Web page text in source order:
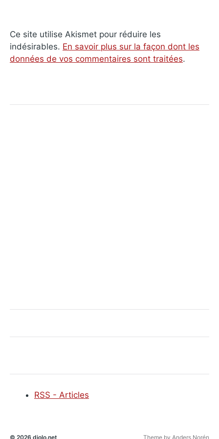
Ce site utilise Akismet pour réduire les
indésirables. En savoir plus sur la façon dont les
données de vos commentaires sont traitées.
RSS - Articles
© 2026 djolo.net Theme by Anders Norén